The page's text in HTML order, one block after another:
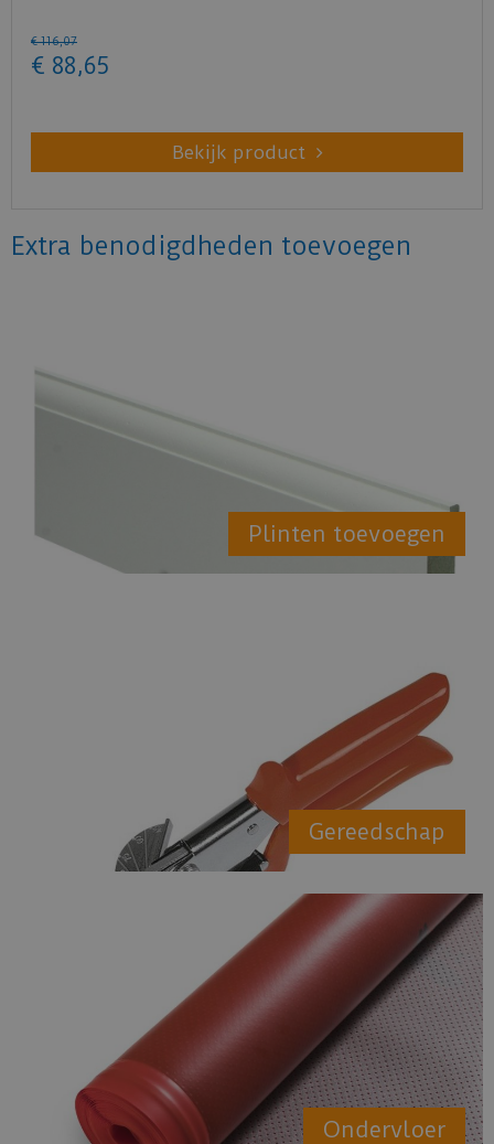
€ 116,07
€ 88,65
Bekijk product
Extra benodigdheden toevoegen
Plinten toevoegen
Gereedschap
Ondervloer